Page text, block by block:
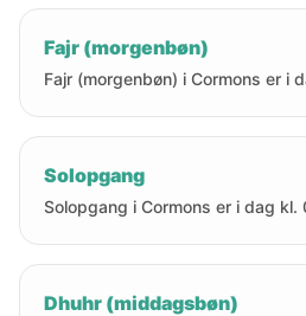
Fajr (morgenbøn)
Fajr (morgenbøn) i Cormons er i
Solopgang
Solopgang i Cormons er i dag kl.
Dhuhr (middagsbøn)